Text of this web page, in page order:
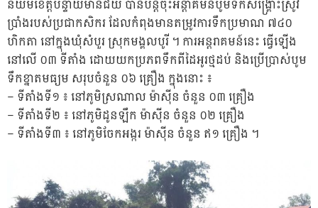
និយមខេត្តបន្ទាយមានជ័យ បានបន្តចុះអន្តាគមន៍បូមទឹកសង្គ្រោះស្រូវ
ប្រាំងរបស់ប្រជាកសិករ ដែលកំពុងមានតម្រូវការទឹកប្រមាណ ៧៤០
ហិកតា នៅក្នុងឃុំសំបួរ ស្រុកមង្គលបូរី ។ ការអន្តរាគមន៍នេះ ធ្វើឡើង
នៅលើ ០៣ ទីតាំង ដោយយកប្រភពទឹកពីដៃអូរថ្មដប់ និងប្រើប្រាស់បូម
ទឹកខ្នាតមធ្យម សរុបចំនួន ០៦ គ្រឿង ក្នុងនោះ ៖
– ទីតាំងទី១ ៖ នៅភូមិស្រណាល ម៉ាស៊ីន ចំនួន ០៣ គ្រឿង
– ទីតាំងទី២ ៖ នៅភូមិដូនឡឹក ម៉ាស៊ីន ចំនួន ០២ គ្រឿង
– ទីតាំងទី៣ ៖ នៅភូមិចែកអង្ករ ម៉ាស៊ីន ចំនួន ឥ១ គ្រឿង ។